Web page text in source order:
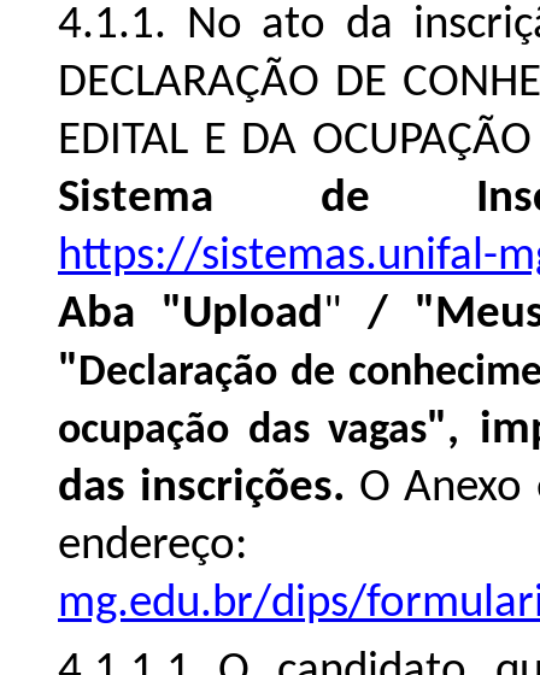
4.1.1. No ato da
DECLARAÇÃO DE
EDITAL E DA
Sistema de
https://sistemas.unifal-
Aba "Upload"/
"Declaração de
ocupação das vagas",
das inscrições. O
mg.edu.br/dips/